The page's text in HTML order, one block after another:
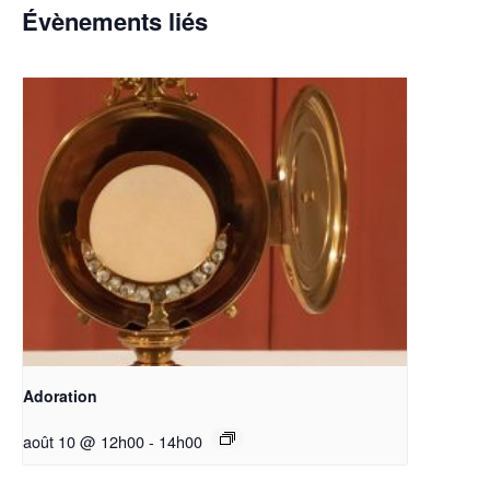
Évènements liés
Adoration
août 10 @ 12h00- 14h00